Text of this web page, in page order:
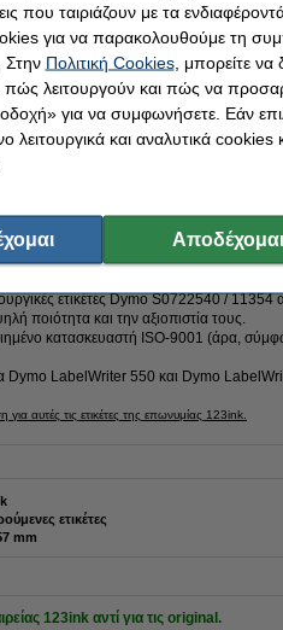
ετικέτες Dymo S0722540 /
ποιότητα και την αξιοπιστία τους.
κατασκευαστή ISO-9001 (άρα,
Dymo LabelWriter 550 και Dymo
αυτές τις ετικέτες της επωνυμίας 123ink.
ετικέτες
x 57 mm
123ink αντί για τις original.
που ταιριάζουν με τα
για να παρακολουθούμε τη
Στην Πολιτική Cookies, μπορείτε να
λειτουργούν και πώς να
για να συμφωνήσετε. Εάν
λειτουργικά και αναλυτικά
Αποδέχομαι